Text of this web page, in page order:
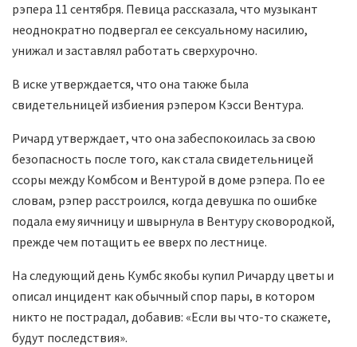
рэпера 11 сентября. Певица рассказала, что музыкант
неоднократно подвергал ее сексуальному насилию,
унижал и заставлял работать сверхурочно.
В иске утверждается, что она также была
свидетельницей избиения рэпером Кэсси Вентура.
Ричард утверждает, что она забеспокоилась за свою
безопасность после того, как стала свидетельницей
ссоры между Комбсом и Вентурой в доме рэпера. По ее
словам, рэпер расстроился, когда девушка по ошибке
подала ему яичницу и швырнула в Вентуру сковородкой,
прежде чем потащить ее вверх по лестнице.
На следующий день Кумбс якобы купил Ричарду цветы и
описал инцидент как обычный спор пары, в котором
никто не пострадал, добавив: «Если вы что-то скажете,
будут последствия».